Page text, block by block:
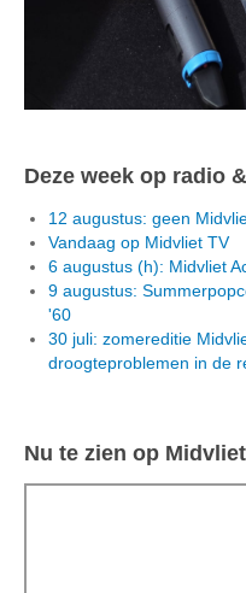
Deze week op radio
12 augustus: geen
Vandaag op Midvliet TV
6 augustus (h): Midvliet
9 augustus:
'60
30 juli: zomereditie
droogteproblemen in de
Nu te zien op